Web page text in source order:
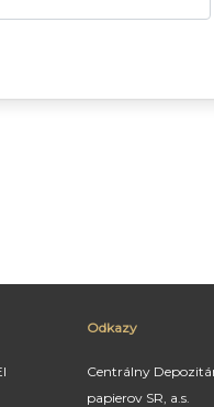
Odkazy
Centrálny
papierov SR, a.s.